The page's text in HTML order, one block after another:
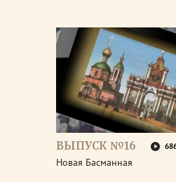
ВЫПУСК №16
Новая Басманная